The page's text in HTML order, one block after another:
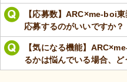
【応募数】ARC×me-boi
応募するのがいいですか？
【気になる機能】
るかは悩んでいる場合、ど